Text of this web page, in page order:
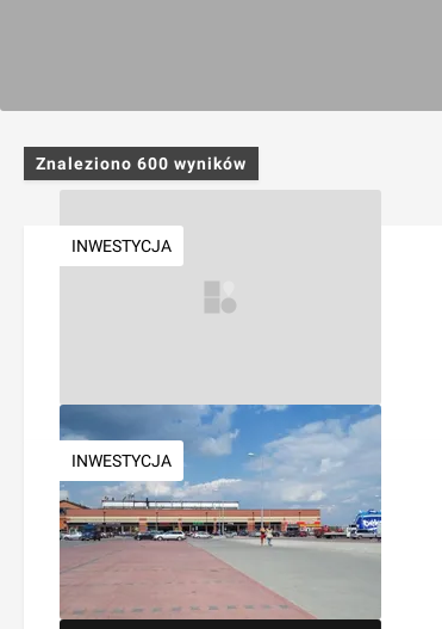
Znaleziono 600 wyników
INWESTYCJA
INWESTYCJA